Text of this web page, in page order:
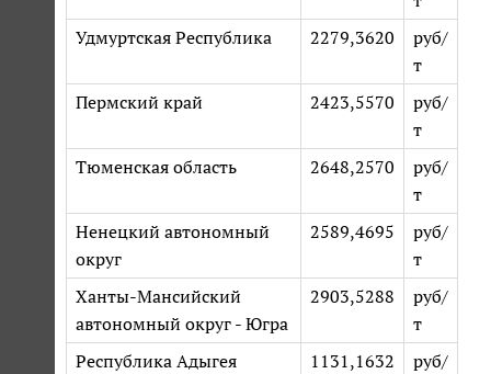
Удмуртская Республика
2279,3620
руб/
т
Пермский край
2423,5570
руб/
т
Тюменская область
2648,2570
руб/
т
Ненецкий автономный
округ
2589,4695
руб/
т
Ханты-Мансийский
автономный округ - Югра
2903,5288
руб/
т
Республика Адыгея
1131,1632 руб/